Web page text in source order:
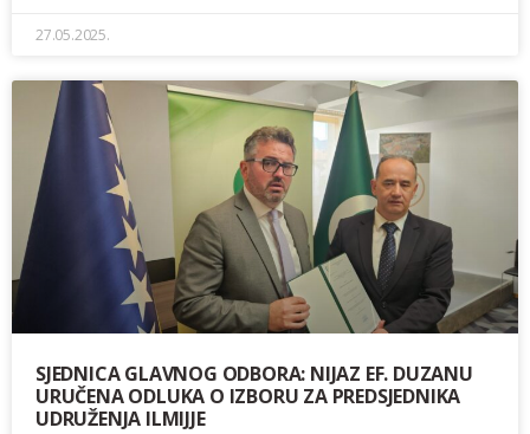
27.05.2025.
SJEDNICA GLAVNOG ODBORA: NIJAZ EF. DUZANU
URUČENA ODLUKA O IZBORU ZA PREDSJEDNIKA
UDRUŽENJA ILMIJJE